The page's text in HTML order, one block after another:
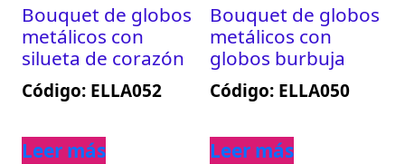
Bouquet de globos
metálicos con
silueta de corazón
Código: ELLA052
Leer más
Bouquet de globos
metálicos con
globos burbuja
Código: ELLA050
Leer más